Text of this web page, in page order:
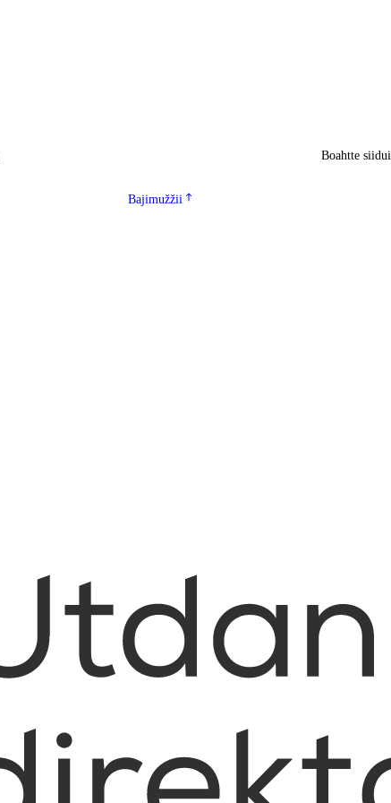
Boahtte siidui
Bajimužžii